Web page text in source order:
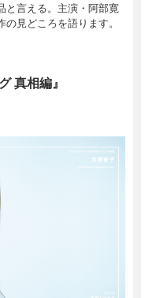
と言える。主演・阿部寛
見どころを語ります。
真相編』